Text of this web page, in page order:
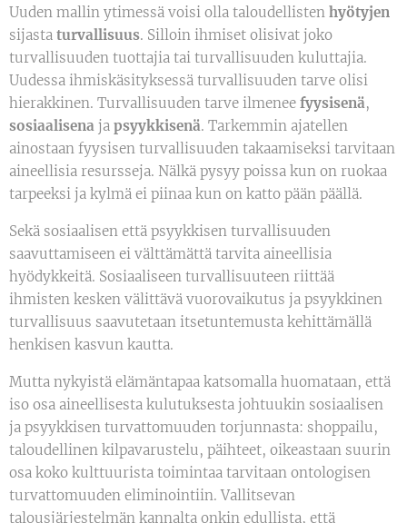
Uuden mallin ytimessä voisi olla taloudellisten hyötyjen
sijasta turvallisuus. Silloin ihmiset olisivat joko
turvallisuuden tuottajia tai turvallisuuden kuluttajia.
Uudessa ihmiskäsityksessä turvallisuuden tarve olisi
hierakkinen. Turvallisuuden tarve ilmenee fyysisenä,
sosiaalisena ja psyykkisenä. Tarkemmin ajatellen
ainostaan fyysisen turvallisuuden takaamiseksi tarvitaan
aineellisia resursseja. Nälkä pysyy poissa kun on ruokaa
tarpeeksi ja kylmä ei piinaa kun on katto pään päällä.
Sekä sosiaalisen että psyykkisen turvallisuuden
saavuttamiseen ei välttämättä tarvita aineellisia
hyödykkeitä. Sosiaaliseen turvallisuuteen riittää
ihmisten kesken välittävä vuorovaikutus ja psyykkinen
turvallisuus saavutetaan itsetuntemusta kehittämällä
henkisen kasvun kautta.
Mutta nykyistä elämäntapaa katsomalla huomataan, että
iso osa aineellisesta kulutuksesta johtuukin sosiaalisen
ja psyykkisen turvattomuuden torjunnasta: shoppailu,
taloudellinen kilpavarustelu, päihteet, oikeastaan suurin
osa koko kulttuurista toimintaa tarvitaan ontologisen
turvattomuuden eliminointiin. Vallitsevan
talousjärjestelmän kannalta onkin edullista, että